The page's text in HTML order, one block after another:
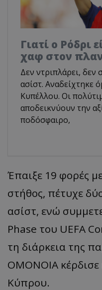
Γιατί ο Ρόδρι
χαφ στον
Δεν ντριπλάρει, δεν
ασίστ. Αναδείχτηκε
Κυπέλλου. Οι
αποδεικνύουν την
ποδόσφαιρο,
Έπαιξε 19 φορές
στήθος, πέτυχε
ασίστ, ενώ
Phase του UEFA
τη διάρκεια της
ΟΜΟΝΟΙΑ κέρδισε
Κύπρου.